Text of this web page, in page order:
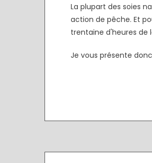
La plupart des soies
action de pêche. Et
trentaine d'heures de
Je vous présente